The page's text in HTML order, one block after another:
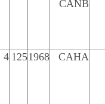
CANB
CAHA
1968
125
4